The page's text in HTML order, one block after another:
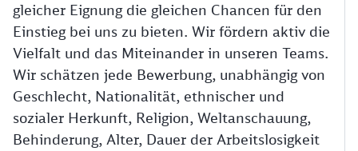
gleicher Eignung die gleichen Chancen für den
Einstieg bei uns zu bieten. Wir fördern aktiv die
Vielfalt und das Miteinander in unseren Teams.
Wir schätzen jede Bewerbung, unabhängig von
Geschlecht, Nationalität, ethnischer und
sozialer Herkunft, Religion, Weltanschauung,
Behinderung, Alter, Dauer der Arbeitslosigkeit